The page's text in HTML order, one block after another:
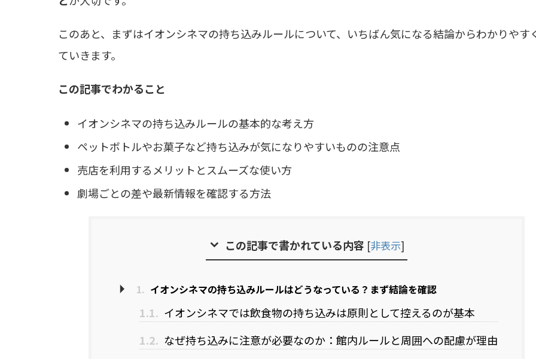
このあと、まずはイオンシネマの持ち込みルールについて、いちばん気になる結論からわかりやす
ていきます。
この記事でわかること
イオンシネマの持ち込みルールの基本的な考え方
ペットボトルやお菓子など持ち込みが気になりやすいものの注意点
売店を利用するメリットとスムーズな使い方
劇場ごとの差や最新情報を確認する方法
この記事で書かれている内容 [非表示]
1. イオンシネマの持ち込みルールはどうなっている？まず結論を確認
1.1. イオンシネマでは飲食物の持ち込みは原則として控えるのが基本
1.2. なぜ持ち込みに注意が必要なのか：館内ルールと周囲への配慮が理由